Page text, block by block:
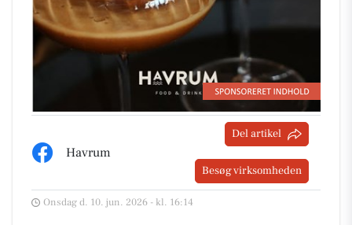
Havrum
Del artikel
Besøg virksomheden
Onsdag d. 10. jun. 2026 - kl. 16:14